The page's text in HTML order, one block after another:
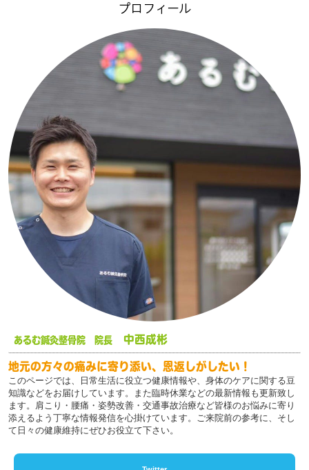
プロフィール
あるむ鍼灸整骨院 院長
中西成彬
地元の方々の痛みに寄り添い、恩返しがしたい！
このページでは、日常生活に役立つ健康情報や、身体のケアに関する豆
知識などをお届けしています。また臨時休業などの最新情報も更新致し
ます。肩こり・腰痛・姿勢改善・交通事故治療など皆様のお悩みに寄り
添えるよう丁寧な情報発信を心掛けています。ご来院前の参考に、そし
て日々の健康維持にぜひお役立て下さい。